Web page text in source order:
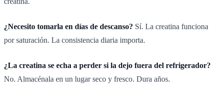
¿Necesito tomarla en días de descanso? Sí. La creatina funciona
por saturación. La consistencia diaria importa.
¿La creatina se echa a perder si la dejo fuera del refrigerador?
No. Almacénala en un lugar seco y fresco. Dura años.